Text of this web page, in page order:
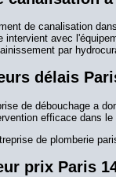
de canalisation
avec
par
délais
de débouchage a
efficace dans le
de plomberie
prix Paris